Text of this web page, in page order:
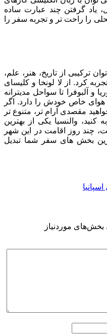
یاد گرفتن چند عبارت ساده
را راحت تر و تجربه سفر را
ترکیبی از تاریخ، هنر، علم،
کرد. از لا لونخا و کلیسای
و آلبوفرا تا سواحل مدیترانه
خاص خودش را دارد. اگر
مقصدی آرام تر، متنوع تر
والنسیا یکی از بهترین
چند روز اقامت در این شهر
بخش های سفر شما تبدیل
بخش‌های موردنیاز